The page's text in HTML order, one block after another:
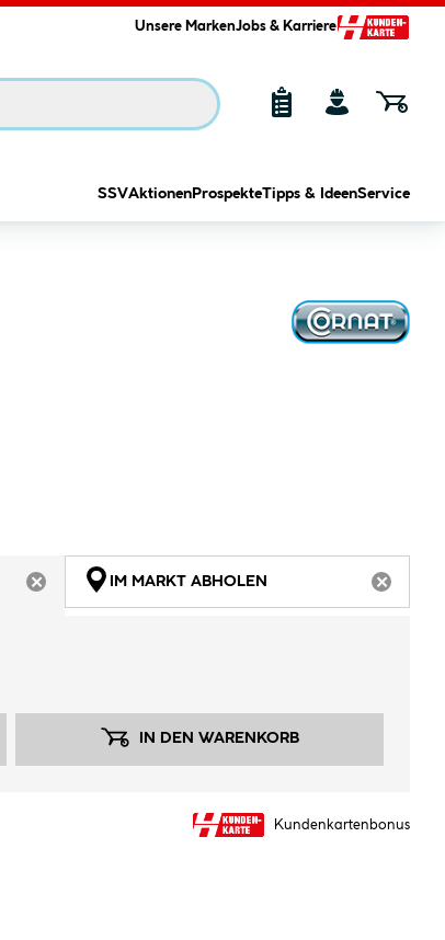
Unsere MarkenJobs & Karriere
SSVAktionen ProspekteTipps & IdeenService
ARTIKEL NICHT VERFÜGBAR
IM MARKT ABHOLEN
IN DEN WARENKORB
Kundenkartenbonus